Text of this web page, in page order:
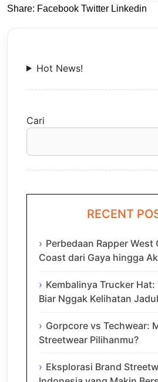
Share: Facebook Twitter Linkedin
Hot News!
Cari
RECENT
Perbedaan Rapper West
Coast dari Gaya hingga
Kembalinya Trucker
Biar Nggak Kelihatan Jadul
Gorpcore vs Techwear:
Streetwear Pilihanmu?
Eksplorasi Brand